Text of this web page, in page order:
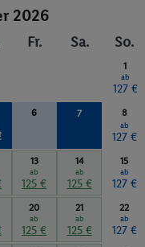
2026
Fr. Sa. So.
1
ab
127 €
6 7 8
ab
127 €
13
ab
125 €
14
ab
125 €
15
ab
127 €
20
ab
125 €
21
ab
125 €
22
ab
127 €